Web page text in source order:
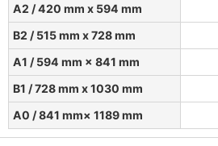
A2 / 420 mm x 594 mm
B2 / 515 mm x 728 mm
A1 / 594 mm × 841 mm
B1 / 728 mm x 1030 mm
A0 / 841 mm× 1189 mm